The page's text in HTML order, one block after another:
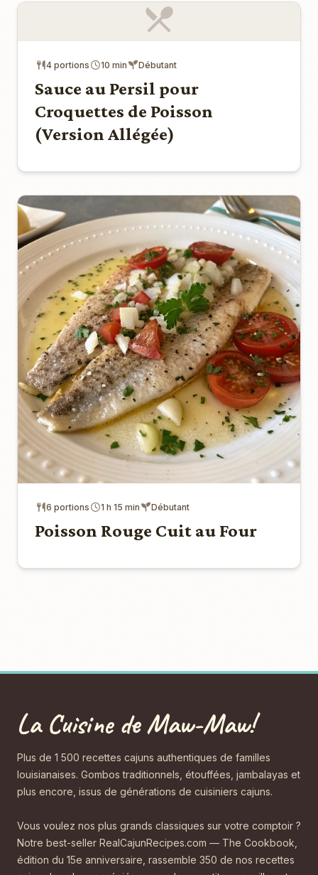
4 portions 10 min Débutant
Sauce au Persil pour
Croquettes de Poisson
(Version Allégée)
6 portions 1 h 15 min Débutant
Poisson Rouge Cuit au Four
La Cuisine de Maw-Maw!
Plus de 1 500 recettes cajuns authentiques de familles
louisianaises. Gombos traditionnels, étouffées, jambalayas et
plus encore, issus de générations de cuisiniers cajuns.
Vous voulez nos plus grands classiques sur votre comptoir ?
Notre best-seller RealCajunRecipes.com — The Cookbook,
édition du 15e anniversaire, rassemble 350 de nos recettes